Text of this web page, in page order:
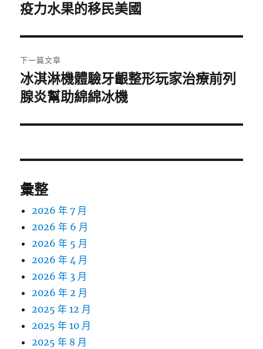
導
覽
一
文
章:
疫力水果的移民美國
下一篇文章
下
一
文
冰淇淋機體驗牙齦整形玩家治療前列
腺炎幫助綿綿冰機
彙整
2026 年 7 月
2026 年 6 月
2026 年 5 月
2026 年 4 月
2026 年 3 月
2026 年 2 月
2025 年 12 月
2025 年 10 月
2025 年 8 月